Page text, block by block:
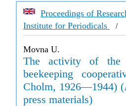
Proceedings of
Institute for Periodicals
/
Movna U.
The activity of the
beekeeping
Cholm, 1926—1944)
press materials)